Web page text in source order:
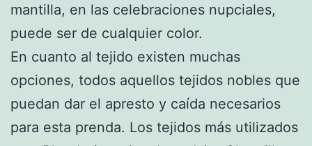
mantilla, en las celebraciones nupciales,
puede ser de cualquier color.
En cuanto al tejido existen muchas
opciones, todos aquellos tejidos nobles que
puedan dar el apresto y caída necesarios
para esta prenda. Los tejidos más utilizados